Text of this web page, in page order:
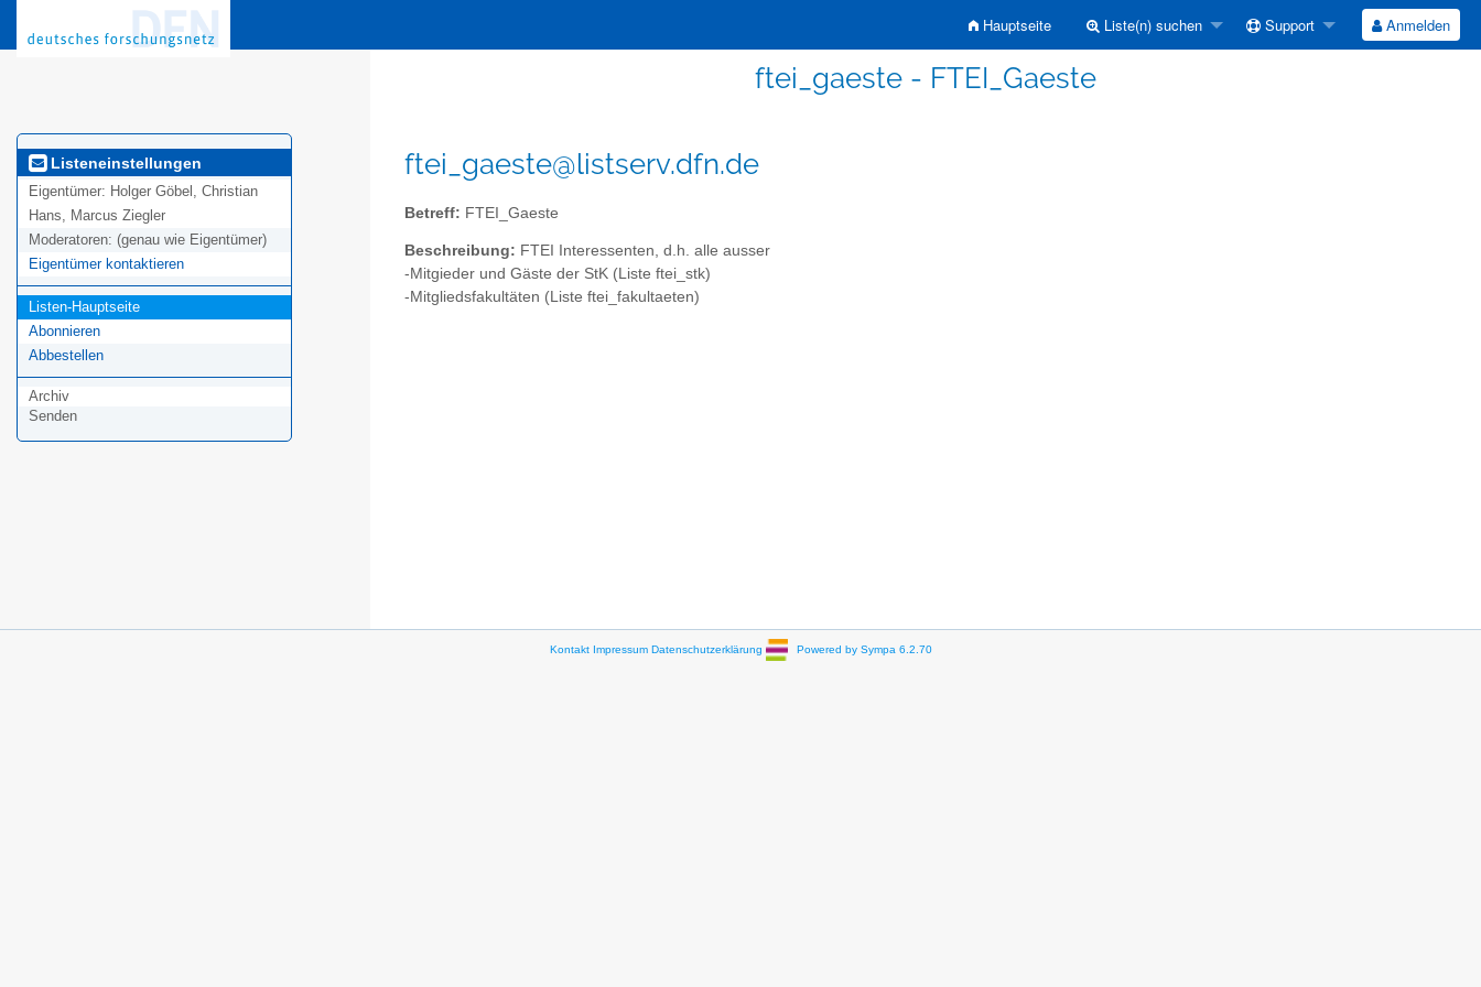
Hauptseite Liste(n) suchen Support Anmelden
ftei_gaeste - FTEI_Gaeste
Listeneinstellungen
Eigentümer: Holger Göbel, Christian
Hans, Marcus Ziegler
Moderatoren: (genau wie Eigentümer)
Eigentümer kontaktieren
Listen-Hauptseite
Abonnieren
Abbestellen
Archiv
Senden
ftei_gaeste@listserv.dfn.de
Betreff: FTEI_Gaeste
Beschreibung: FTEI Interessenten, d.h. alle ausser
-Mitgieder und Gäste der StK (Liste ftei_stk)
-Mitgliedsfakultäten (Liste ftei_fakultaeten)
Kontakt Impressum Datenschutzerklärung Powered by Sympa 6.2.70